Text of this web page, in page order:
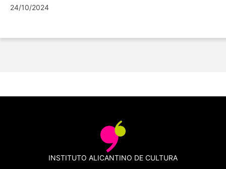
24/10/2024
INSTITUTO ALICANTINO DE CULTURA